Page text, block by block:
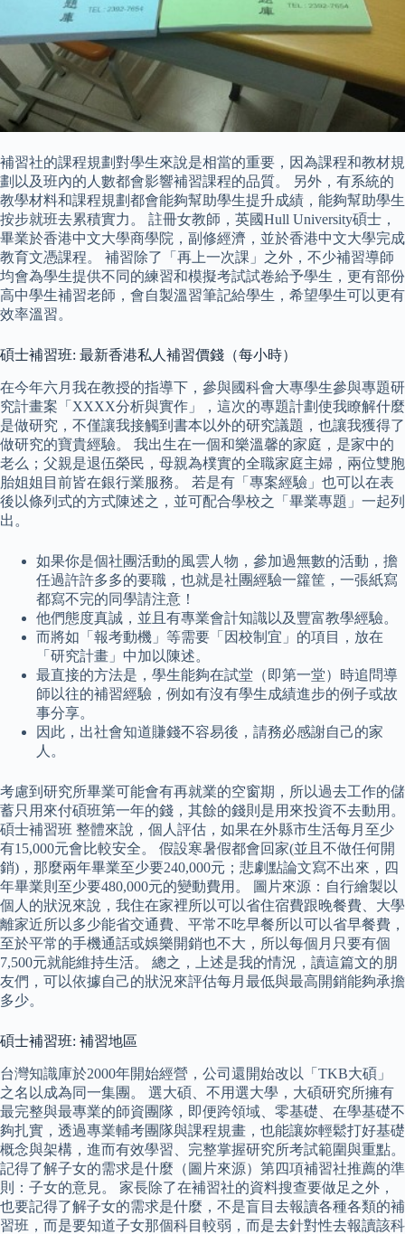
補習社的課程規劃對學生來說是相當的重要，因為課程和教材規
劃以及班內的人數都會影響補習課程的品質。 另外，有系統的
教學材料和課程規劃都會能夠幫助學生提升成績，能夠幫助學生
按步就班去累積實力。 註冊女教師，英國Hull University碩士，
畢業於香港中文大學商學院，副修經濟，並於香港中文大學完成
教育文憑課程。 補習除了「再上一次課」之外，不少補習導師
均會為學生提供不同的練習和模擬考試試卷給予學生，更有部份
高中學生補習老師，會自製溫習筆記給學生，希望學生可以更有
效率溫習。
碩士補習班: 最新香港私人補習價錢（每小時）
在今年六月我在教授的指導下，參與國科會大專學生參與專題研
究計畫案「XXXX分析與實作」，這次的專題計劃使我瞭解什麼
是做研究，不僅讓我接觸到書本以外的研究議題，也讓我獲得了
做研究的寶貴經驗。 我出生在一個和樂溫馨的家庭，是家中的
老么；父親是退伍榮民，母親為樸實的全職家庭主婦，兩位雙胞
胎姐姐目前皆在銀行業服務。 若是有「專案經驗」也可以在表
後以條列式的方式陳述之，並可配合學校之「畢業專題」一起列
出。
如果你是個社團活動的風雲人物，參加過無數的活動，擔
任過許許多多的要職，也就是社團經驗一籮筐，一張紙寫
都寫不完的同學請注意！
他們態度真誠，並且有專業會計知識以及豐富教學經驗。
而將如「報考動機」等需要「因校制宜」的項目，放在
「研究計畫」中加以陳述。
最直接的方法是，學生能夠在試堂（即第一堂）時追問導
師以往的補習經驗，例如有沒有學生成績進步的例子或故
事分享。
因此，出社會知道賺錢不容易後，請務必感謝自己的家
人。
考慮到研究所畢業可能會有再就業的空窗期，所以過去工作的儲
蓄只用來付碩班第一年的錢，其餘的錢則是用來投資不去動用。
碩士補習班 整體來說，個人評估，如果在外縣市生活每月至少
有15,000元會比較安全。 假設寒暑假都會回家(並且不做任何開
銷)，那麼兩年畢業至少要240,000元；悲劇點論文寫不出來，四
年畢業則至少要480,000元的變動費用。 圖片來源：自行繪製以
個人的狀況來說，我住在家裡所以可以省住宿費跟晚餐費、大學
離家近所以多少能省交通費、平常不吃早餐所以可以省早餐費，
至於平常的手機通話或娛樂開銷也不大，所以每個月只要有個
7,500元就能維持生活。 總之，上述是我的情況，讀這篇文的朋
友們，可以依據自己的狀況來評估每月最低與最高開銷能夠承擔
多少。
碩士補習班: 補習地區
台灣知識庫於2000年開始經營，公司還開始改以「TKB大碩」
之名以成為同一集團。 選大碩、不用選大學，大碩研究所擁有
最完整與最專業的師資團隊，即便跨領域、零基礎、在學基礎不
夠扎實，透過專業輔考團隊與課程規畫，也能讓妳輕鬆打好基礎
概念與架構，進而有效學習、完整掌握研究所考試範圍與重點。
記得了解子女的需求是什麼（圖片來源）第四項補習社推薦的準
則：子女的意見。 家長除了在補習社的資料搜查要做足之外，
也要記得了解子女的需求是什麼，不是盲目去報讀各種各類的補
習班，而是要知道子女那個科目較弱，而是去針對性去報讀該科